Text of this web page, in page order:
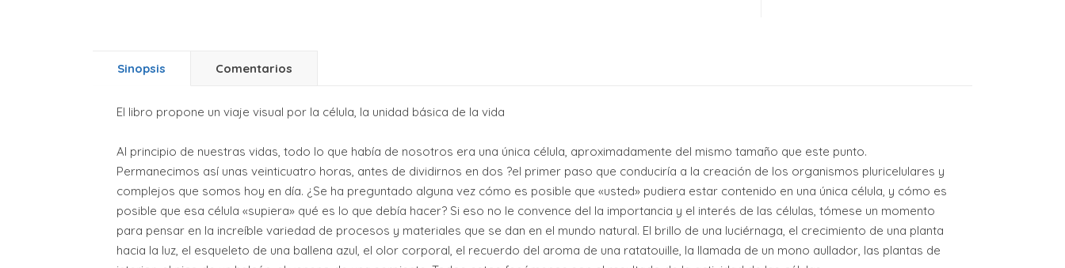
Sinopsis Comentarios
El libro propone un viaje visual por la célula, la unidad básica de la vida
Al principio de nuestras vidas, todo lo que había de nosotros era una única célula, aproximadamente del mismo tamaño que este punto.
Permanecimos así unas veinticuatro horas, antes de dividirnos en dos ?el primer paso que conduciría a la creación de los organismos pluricelulares y
complejos que somos hoy en día. ¿Se ha preguntado alguna vez cómo es posible que «usted» pudiera estar contenido en una única célula, y cómo es
posible que esa célula «supiera» qué es lo que debía hacer? Si eso no le convence del la importancia y el interés de las células, tómese un momento
para pensar en la increíble variedad de procesos y materiales que se dan en el mundo natural. El brillo de una luciérnaga, el crecimiento de una planta
hacia la luz, el esqueleto de una ballena azul, el olor corporal, el recuerdo del aroma de una ratatouille, la llamada de un mono aullador, las plantas de